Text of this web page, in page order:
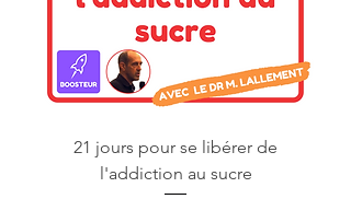
21 jours pour se libérer de
l'addiction au sucre